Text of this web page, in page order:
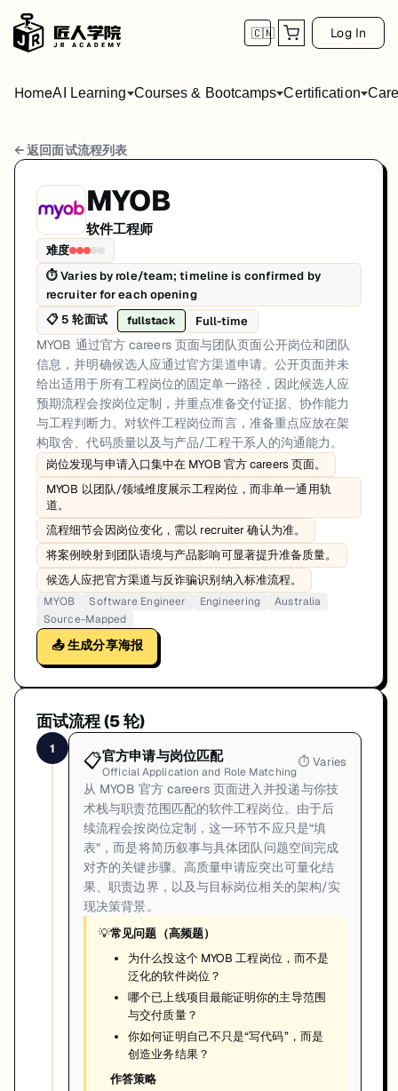
🇨🇳 Log In
HomeAI Learning Courses & Bootcamps Certification
MYOB 软件工程师 面试流程
岗位方向: fullstack
MYOB 通过官方 careers 页面与团队页面公开岗位和团队信息，并明
MYOB的软件工程师面试共5轮，以下是每轮面试的详细流程和准备建议
第1轮 (Varies): 从 MYOB 官方 careers 页面进入并投递与你技
面试亮点: Role discovery and applications are centralized through
标签: MYOB, Software Engineer, Engineering, Australia, Source-
← 返回面试流程列表
MYOB
软件工程师
难度
⏱Varies by role/team; timeline is confirmed by
recruiter for each opening
📋5 轮面试 fullstack Full-time
MYOB 通过官方 careers 页面与团队页面公开岗位和团队
信息，并明确候选人应通过官方渠道申请。公开页面并未
给出适用于所有工程岗位的固定单一路径，因此候选人应
预期流程会按岗位定制，并重点准备交付证据、协作能力
与工程判断力。对软件工程岗位而言，准备重点应放在架
构取舍、代码质量以及与产品/工程干系人的沟通能力。
岗位发现与申请入口集中在 MYOB 官方 careers 页面。
MYOB 以团队/领域维度展示工程岗位，而非单一通用轨
道。
流程细节会因岗位变化，需以 recruiter 确认为准。
将案例映射到团队语境与产品影响可显著提升准备质量。
候选人应把官方渠道与反诈骗识别纳入标准流程。
MYOB Software Engineer Engineering
Australia
Source-Mapped
📤 生成分享海报
面试流程 (5轮)
1
📋官方申请与岗位匹配
Official Application and Role Matching
⏱Varies
从 MYOB 官方 careers 页面进入并投递与你技
术栈与职责范围匹配的软件工程岗位。由于后
续流程会按岗位定制，这一环节不应只是“填
表”，而是将简历叙事与具体团队问题空间完成
对齐的关键步骤。高质量申请应突出可量化结
果、职责边界，以及与目标岗位相关的架构/实
现决策背景。
💡常见问题（高频题）
为什么投这个 MYOB 工程岗位，而不是
泛化的软件岗位？
哪个已上线项目最能证明你的主导范围
与交付质量？
你如何证明自己不只是“写代码”，而是
创造业务结果？
作答策略